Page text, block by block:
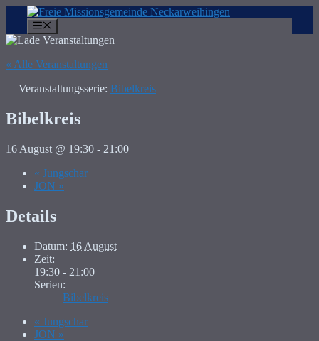
Inhalt
springen
« Alle Veranstaltungen
Veranstaltungsserie: Bibelkreis
Bibelkreis
16 August @ 19:30 - 21:00
« Jungschar
JON »
Details
Datum: 16 August
Zeit:
19:30 - 21:00
Serien:
Bibelkreis
« Jungschar
JON »